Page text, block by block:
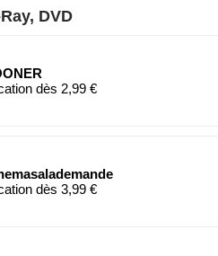
DVD
dès 2,99 €
dès 3,99 €